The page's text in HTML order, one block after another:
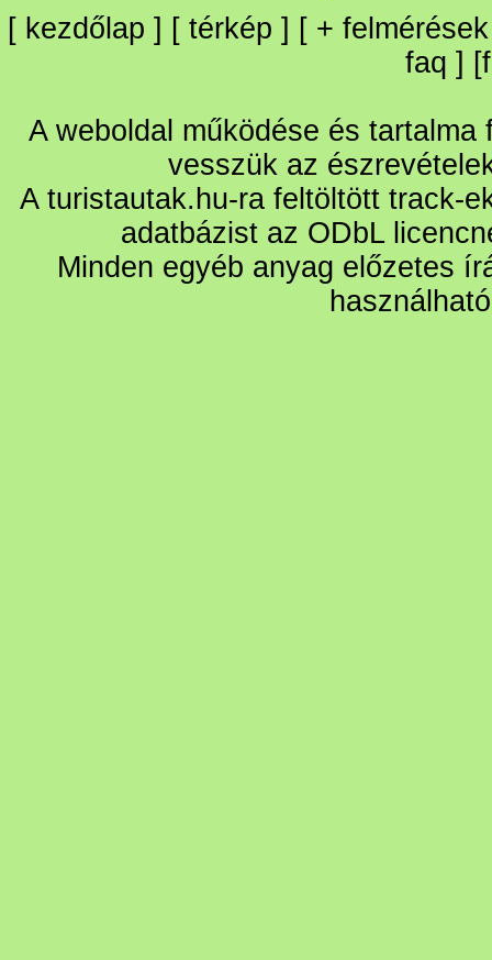
[ kezdőlap ] [ térkép ] [ + felmérések
faq ] [
A weboldal működése és
vesszük az
A turistautak.hu-ra feltöltött track-
adatbázist az ODbL
Minden egyéb anyag előzetes